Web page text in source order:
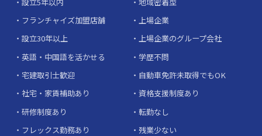
フランチャイズ加盟店舗
上場企業
設立30年以上
上場企業のグループ会社
英語・中国語を活かせる
学歴不問
宅建取引士歓迎
自動車免許未取得でもOK
社宅・家賃補助あり
資格支援制度あり
研修制度あり
転勤なし
フレックス勤務あり
残業少ない